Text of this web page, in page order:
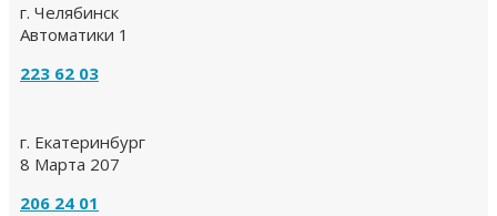
г. Челябинск
Автоматики 1
223 62 03
г. Екатеринбург
8 Марта 207
206 24 01